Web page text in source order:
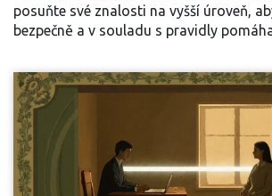
posuňte své znalosti na vyšší úroveň,
bezpečně a v souladu s pravidly